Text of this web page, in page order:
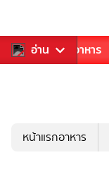
อ่าน
การเพลง อาหาร
หน้าแรกอาหาร